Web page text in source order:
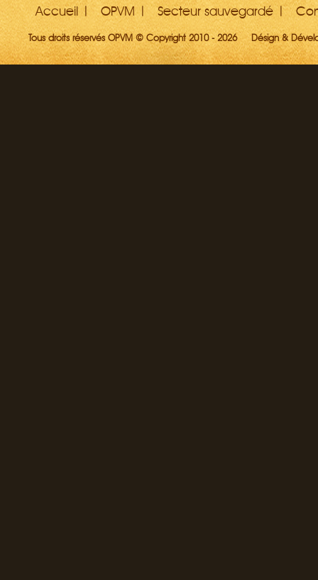
Accueil OPVM Secteur sauvegardé
Tous droits réservés OPVM © Copyright 2010 - 2026 Désign &